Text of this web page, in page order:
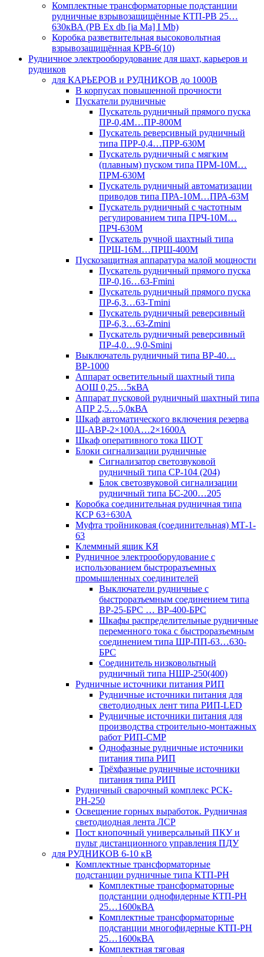
Комплектные трансформаторные подстанции
рудничные взрывозащищённые КТП-РВ 25…
630кВА (РВ Ex db [ia Ma] I Mb)
Коробка разветвительная высоковольтная
взрывозащищённая КРВ-6(10)
Рудничное электрооборудование для шахт, карьеров и
рудников
для КАРЬЕРОВ и РУДНИКОВ до 1000В
В корпусах повышенной прочности
Пускатели рудничные
Пускатель рудничный прямого пуска
ПР-0,4М…ПР-800М
Пускатель реверсивный рудничный
типа ПРР-0,4…ПРР-630М
Пускатель рудничный с мягким
(плавным) пуском типа ПРМ-10М…
ПРМ-630М
Пускатель рудничный автоматизации
приводов типа ПРА-10М…ПРА-63М
Пускатель рудничный с частотным
регулированием типа ПРЧ-10М…
ПРЧ-630М
Пускатель ручной шахтный типа
ПРШ-16М…ПРШ-400М
Пускозащитная аппаратура малой мощности
Пускатель рудничный прямого пуска
ПР-0,16…63-Fmini
Пускатель рудничный прямого пуска
ПР-6,3…63-Tmini
Пускатель рудничный реверсивный
ПР-6,3…63-Zmini
Пускатель рудничный реверсивный
ПР-4,0…9,0-Smini
Выключатель рудничный типа ВР-40…
ВР-1000
Аппарат осветительный шахтный типа
АОШ 0,25…5кВА
Аппарат пусковой рудничный шахтный типа
АПР 2,5…5,0кВА
Шкаф автоматического включения резерва
Ш-АВР-2×100А…2×1600А
Шкаф оперативного тока ШОТ
Блоки сигнализации рудничные
Сигнализатор светозвуковой
рудничный типа СР-104 (204)
Блок светозвуковой сигнализации
рудничный типа БС-200…205
Коробка соединительная рудничная типа
КСР 63÷630А
Муфта тройниковая (соединительная) МТ-1-
63
Клеммный ящик КЯ
Рудничное электрооборудование с
использованием быстроразъемных
промышленных соединителей
Выключатели рудничные с
быстроразъемным соединением типа
ВР-25-БРС … ВР-400-БРС
Шкафы распределительные рудничные
переменного тока с быстроразъемным
соединением типа ШР-ПП-63…630-
БРС
Соединитель низковольтный
рудничный типа НШР-250(400)
Рудничные источники питания РИП
Рудничные источники питания для
светодиодных лент типа РИП-LED
Рудничные источники питания для
производства строительно-монтажных
работ РИП-СМР
Однофазные рудничные источники
питания типа РИП
Трёхфазные рудничные источники
питания типа РИП
Рудничный сварочный комплекс РСК-
РН-250
Освещение горных выработок. Рудничная
светодиодная лента ЛСР
Пост кнопочный универсальный ПКУ и
пульт дистанционного управления ПДУ
для РУДНИКОВ 6-10 кВ
Комплектные трансформаторные
подстанции рудничные типа КТП-РН
Комплектные трансформаторные
подстанции однофидерные КТП-РН
25…1600кВА
Комплектные трансформаторные
подстанции многофидерные КТП-РН
25…1600кВА
Комплектная тяговая